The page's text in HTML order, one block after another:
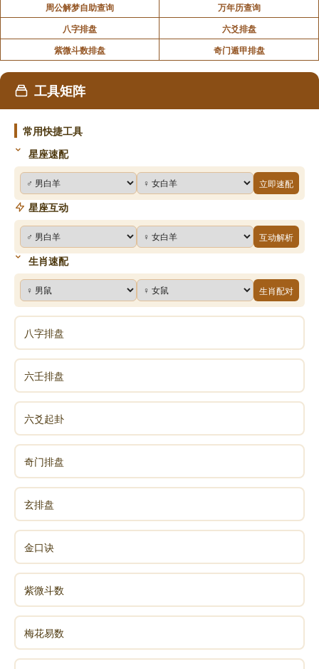
面，眼前恩人并不相识。
那时的女眷是大门不出的，有男人来，女人躲着不出
门所以几年来一直找不到这位乞儿恩人，刚巧徐良泗送
水来进厨房，无意间被林太太看见，大为惊讶，这人面
貌和我那位恩人一模一样，是不是就是他?不是!绝对不
是!他是瘫子，不能行走的，但是这人为什么又这样像
他?林太太自问自答，狐疑不决，一连数日。
林太太将此事告诉丈夫道：这个挑卖水的人，面貌和
那位恩人一样的面孔，不知他为什么不是瘫子，却是挑
水的!你明天请他进来详细和他谈谈，看他过去是做什么
的。
第二天徐良泗仍然送水来，林登章特别请他坐下来吃
茶，然后请问他贵姓大名，在未作卖水生意以前做什么
事，家中还有什么人。徐良泗也就毫不隐藏的说实话
道：说来惭愧，我在三年前，不但不能挑水，而且不能
走路，多年瘫痪在地上挨行，那时只有沿门乞化。后来
某一年清明节，夜宿地藏菩萨庙中，梦见菩萨叫两个小
鬼为我疗疾，从此疾愈后，就以挑水自立谋生。
这时林太太从房中走出，手牵她丈夫，双双跪在面
前，口称恩人，受我们夫妇一拜。他们没有事先说明，
双双下拜，吓得徐良泗双手连摇着后退不已，经过林夫
妇说明一切以后，才知道是三年前清明节前一天所发生
的事，这时也知道就因做了这件好事，而感动地藏菩萨
显灵治疾，真是又惊又喜，他们坐下来谈了一会别后经
过，就想抽身告退，可是，林家夫妇无论如何也不肯让
他走了。
林家夫妇很诚恳的对徐良泗道：恩公当时救了我们夫
妇，你当然不想施恩望报，可是我们感受恩惠的人，不
能这样想，你也是一个人无家无室，我们店内也需要人
帮忙，你就在我这里住下，和自己家人一样吧!
从此，徐良泗也不再卖水，住在林家五金店内，协助
周公解梦自助查询
万年历查询
八字排盘
六爻排盘
紫微斗数排盘
奇门遁甲排盘
工具矩阵
常用快捷工具
星座速配
立即速配
星座互动
互动解析
生肖速配
生肖配对
八字排盘
六壬排盘
六爻起卦
奇门排盘
玄排盘
金口诀
紫微斗数
梅花易数